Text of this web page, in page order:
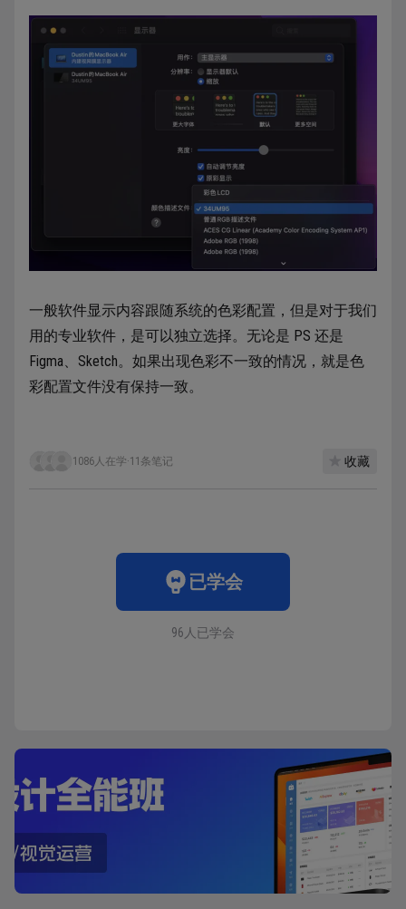
一般软件显示内容跟随系统的色彩配置，但是对于我们
用的专业软件，是可以独立选择。无论是 PS 还是
Figma、Sketch。如果出现色彩不一致的情况，就是色
彩配置文件没有保持一致。
1086人在学·11条笔记 收藏
已学会
96人已学会